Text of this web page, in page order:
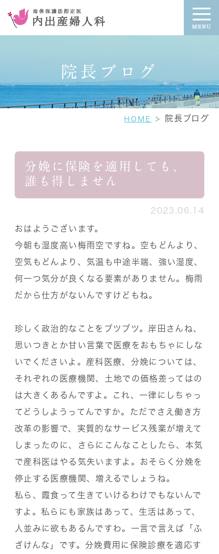
院長ブログ
HOME 院長ブログ
分娩に保険を適用しても、
誰も得しません
2023.06.14
おはようございます。
今朝も湿度高い梅雨空ですね。空もどんより、
空気もどんより、気温も中途半端、強い湿度、
何一つ気分が良くなる要素がありません。梅雨
だから仕方がないんですけどもね。
珍しく政治的なことをブツブツ。岸田さんね、
思いつきとか甘い言葉で医療をおもちゃにしな
いでくださいよ。産科医療、分娩については、
それぞれの医療機関、土地での価格差ってはの
は大きくあるんですよ。これ、一律にしちゃっ
てどうしようってんですか。ただでさえ働き方
改革の影響で、実質的なサービス残業が増えて
しまったのに、さらにこんなことしたら、本気
で産科医はやる気失いますよ。おそらく分娩を
停止する医療機関、増えるでしょうね。
私ら、霞食って生きていけるわけでもないんで
すよ。私らにも家族はあって、生活はあって、
人並みに欲もあるんですわ。一言で言えば「ふ
ざけんな」です。分娩費用に保険診療を適応す